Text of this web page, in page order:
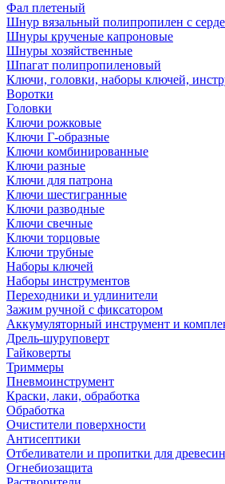
Фал плетеный
Шнур вязальный полипропилен с
Шнуры крученые капроновые
Шнуры хозяйственные
Шпагат полипропиленовый
Ключи, головки, наборы ключей,
Воротки
Головки
Ключи рожковые
Ключи Г-образные
Ключи комбинированные
Ключи разные
Ключи для патрона
Ключи шестигранные
Ключи разводные
Ключи свечные
Ключи торцовые
Ключи трубные
Наборы ключей
Наборы инструментов
Переходники и удлинители
Зажим ручной с фиксатором
Аккумуляторный инструмент и
Дрель-шуруповерт
Гайковерты
Триммеры
Пневмоинструмент
Краски, лаки, обработка
Обработка
Очистители поверхности
Антисептики
Отбеливатели и пропитки для
Огнебиозащита